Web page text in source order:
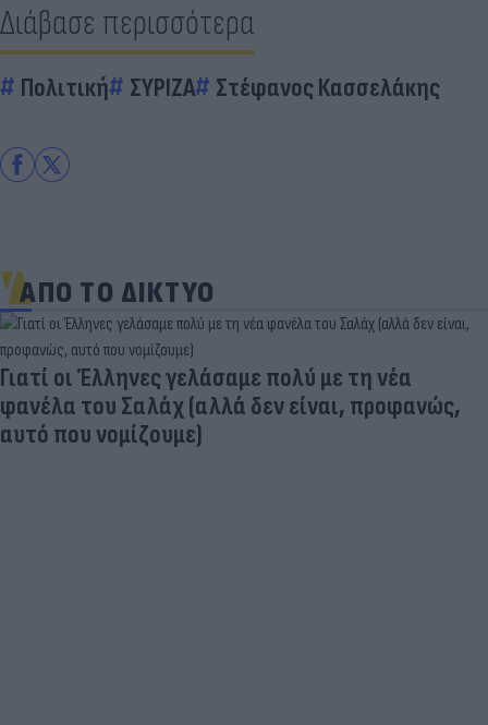
Διάβασε περισσότερα
Πολιτική ΣΥΡΙΖΑ Στέφανος Κασσελάκης
ΑΠΟ ΤΟ ΔΙΚΤΥΟ
Γιατί οι Έλληνες γελάσαμε πολύ με τη νέα
φανέλα του Σαλάχ (αλλά δεν είναι, προφανώς,
αυτό που νομίζουμε)